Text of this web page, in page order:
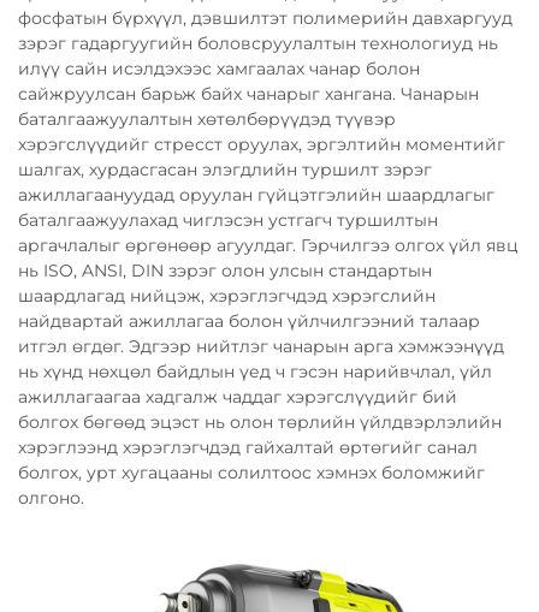
фосфатын бүрхүүл, дэвшилтэт полимерийн давхаргууд
зэрэг гадаргуугийн боловсруулалтын технологиуд нь
илүү сайн исэлдэхээс хамгаалах чанар болон
сайжруулсан барьж байх чанарыг хангана. Чанарын
баталгаажуулалтын хөтөлбөрүүдэд түүвэр
хэрэгслүүдийг стресст оруулах, эргэлтийн моментийг
шалгах, хурдасгасан элэгдлийн туршилт зэрэг
ажиллагаануудад оруулан гүйцэтгэлийн шаардлагыг
баталгаажуулахад чиглэсэн устгагч туршилтын
аргачлалыг өргөнөөр агуулдаг. Гэрчилгээ олгох үйл явц
нь ISO, ANSI, DIN зэрэг олон улсын стандартын
шаардлагад нийцэж, хэрэглэгчдэд хэрэгслийн
найдвартай ажиллагаа болон үйлчилгээний талаар
итгэл өгдөг. Эдгээр нийтлэг чанарын арга хэмжээнүүд
нь хүнд нөхцөл байдлын үед ч гэсэн нарийвчлал, үйл
ажиллагаагаа хадгалж чаддаг хэрэгслүүдийг бий
болгох бөгөөд эцэст нь олон төрлийн үйлдвэрлэлийн
хэрэглээнд хэрэглэгчдэд гайхалтай өртөгийг санал
болгох, урт хугацааны солилтоос хэмнэх боломжийг
олгоно.